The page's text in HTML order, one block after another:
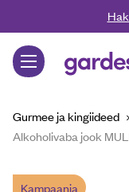
Liigu edasi põhisisu
Gurmee ja kingiideed
Alkoholivaba jook
Kampaania